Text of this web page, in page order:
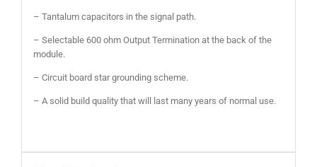
– Tantalum capacitors in the signal path.
– Selectable 600 ohm Output Termination at the back of the
module.
– Circuit board star grounding scheme.
– A solid build quality that will last many years of normal use.